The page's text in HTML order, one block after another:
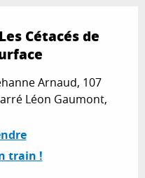
Cétacés de
Arnaud, 107
Léon Gaumont,
train !